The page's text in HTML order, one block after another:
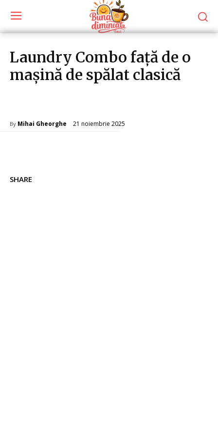
Laundry Combo față de o
mașină de spălat clasică
By Mihai Gheorghe 21 noiembrie 2025
SHARE